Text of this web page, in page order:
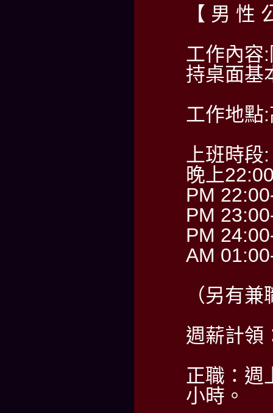
【 男 性
工作內容
持桌面基
工作地點
上班時段:
晚上
PM
PM
PM
AM
（另有
週薪計領
正職：週
小時。